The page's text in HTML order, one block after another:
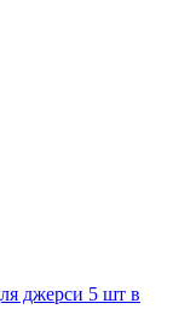
джерси 5 шт в